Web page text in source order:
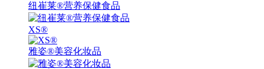
纽崔莱®营养保健食品
XS®
雅姿®美容化妆品